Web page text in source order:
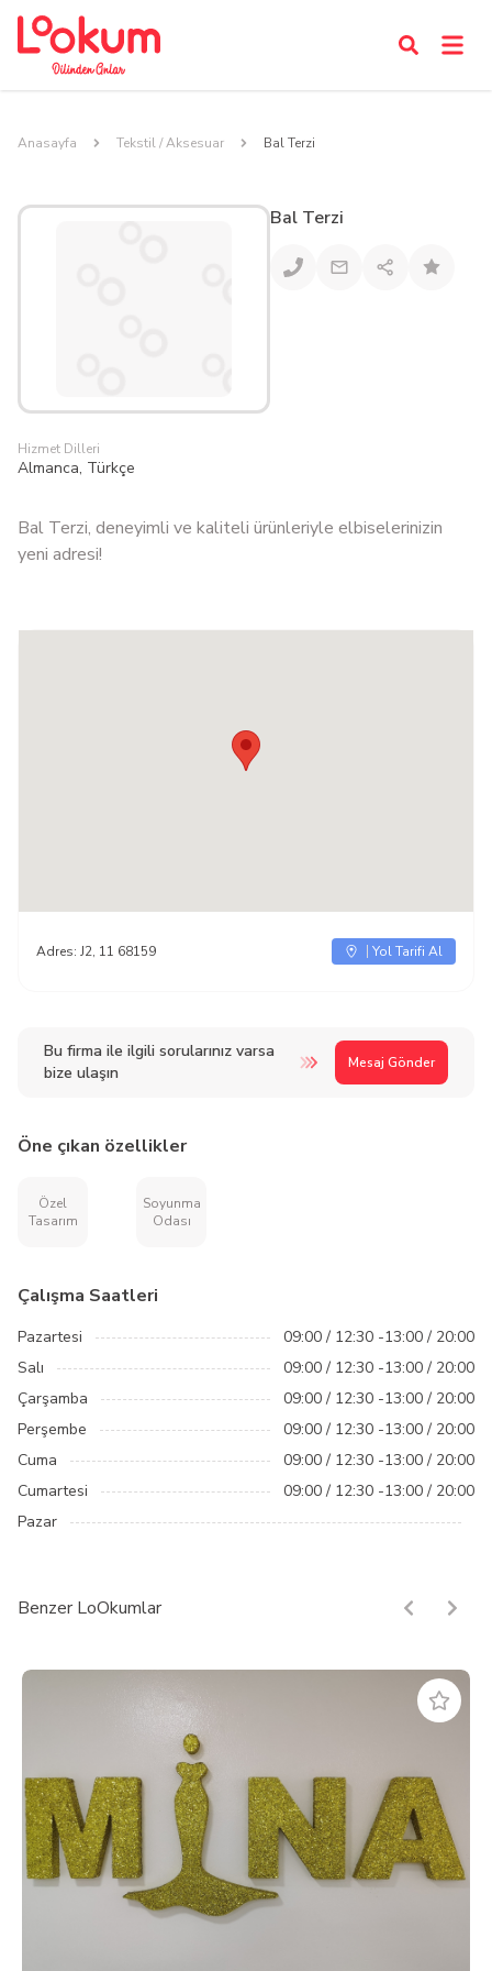
Anasayfa Tekstil / Aksesuar Bal Terzi
Bal Terzi
Hizmet Dilleri
Almanca, Türkçe
Bal Terzi, deneyimli ve kaliteli ürünleriyle elbiselerinizin
yeni adresi!
Bu firma ile ilgili sorularınız varsa
bize ulaşın
Mesaj Gönder
Adres: J2, 11 68159 Yol Tarifi Al
Öne çıkan özellikler
Özel
Tasarım
Soyunma
Odası
Çalışma Saatleri
Pazartesi
09:00 / 12:30 -13:00 / 20:00
Salı
09:00 / 12:30 -13:00 / 20:00
Çarşamba
09:00 / 12:30 -13:00 / 20:00
Perşembe
09:00 / 12:30 -13:00 / 20:00
Cuma
09:00 / 12:30 -13:00 / 20:00
Cumartesi
09:00 / 12:30 -13:00 / 20:00
Pazar
Benzer LoOkumlar